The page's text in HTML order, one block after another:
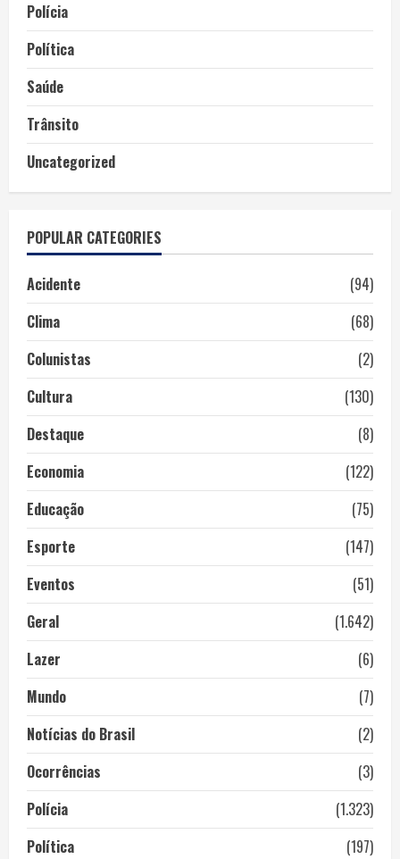
Polícia
Política
Saúde
Trânsito
Uncategorized
POPULAR CATEGORIES
Acidente
(94)
Clima
(68)
Colunistas
(2)
Cultura
(130)
Destaque
(8)
Economia
(122)
Educação
(75)
Esporte
(147)
Eventos
(51)
Geral
(1.642)
Lazer
(6)
Mundo
(7)
Notícias do Brasil
(2)
Ocorrências
(3)
Polícia
(1.323)
Política
(197)